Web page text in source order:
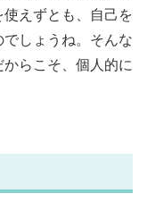
えずとも、自己を
しょうね。そんな
からこそ、個人的に